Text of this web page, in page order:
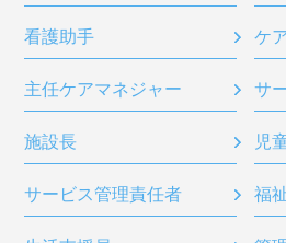
看護助手 ケ
主任ケアマネジャー サ
施設長 児
サービス管理責任者 福